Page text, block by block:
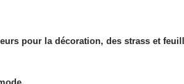
pour la décoration, des strass et